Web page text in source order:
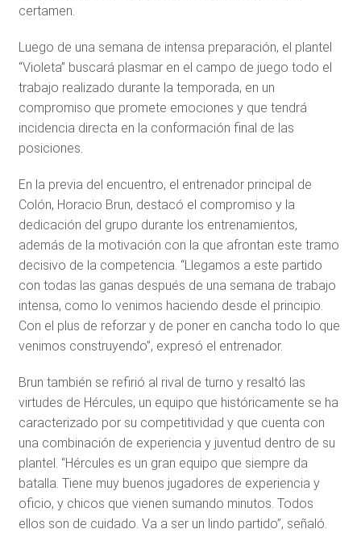
certamen.
Luego de una semana de intensa preparación, el plantel
“Violeta” buscará plasmar en el campo de juego todo el
trabajo realizado durante la temporada, en un
compromiso que promete emociones y que tendrá
incidencia directa en la conformación final de las
posiciones.
En la previa del encuentro, el entrenador principal de
Colón, Horacio Brun, destacó el compromiso y la
dedicación del grupo durante los entrenamientos,
además de la motivación con la que afrontan este tramo
decisivo de la competencia. “Llegamos a este partido
con todas las ganas después de una semana de trabajo
intensa, como lo venimos haciendo desde el principio.
Con el plus de reforzar y de poner en cancha todo lo que
venimos construyendo”, expresó el entrenador.
Brun también se refirió al rival de turno y resaltó las
virtudes de Hércules, un equipo que históricamente se ha
caracterizado por su competitividad y que cuenta con
una combinación de experiencia y juventud dentro de su
plantel. “Hércules es un gran equipo que siempre da
batalla. Tiene muy buenos jugadores de experiencia y
oficio, y chicos que vienen sumando minutos. Todos
ellos son de cuidado. Va a ser un lindo partido”, señaló.